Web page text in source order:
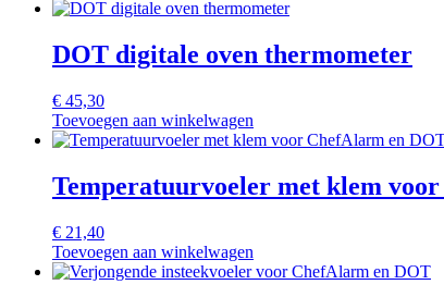
DOT digitale oven thermometer
€ 45,30
Toevoegen aan winkelwagen
Temperatuurvoeler met klem
€ 21,40
Toevoegen aan winkelwagen